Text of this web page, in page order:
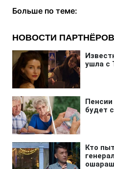
Больше по теме: